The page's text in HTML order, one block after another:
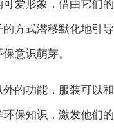
爱形象，借由它们的
方式潜移默化地引导
意识萌芽。
的功能，服装可以和
环保知识，激发他们的